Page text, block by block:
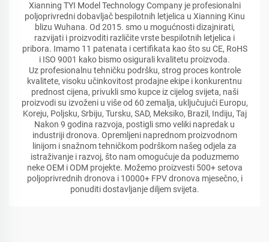
Xianning TYI Model Technology Company je profesionalni
poljoprivredni dobavljač bespilotnih letjelica u Xianning Kinu
blizu Wuhana. Od 2015. smo u mogućnosti dizajnirati,
razvijati i proizvoditi različite vrste bespilotnih letjelica i
pribora. Imamo 11 patenata i certifikata kao što su CE, RoHS
i ISO 9001 kako bismo osigurali kvalitetu proizvoda.
Uz profesionalnu tehničku podršku, strog proces kontrole
kvalitete, visoku učinkovitost prodajne ekipe i konkurentnu
prednost cijena, privukli smo kupce iz cijelog svijeta, naši
proizvodi su izvoženi u više od 60 zemalja, uključujući Europu,
Koreju, Poljsku, Srbiju, Tursku, SAD, Meksiko, Brazil, Indiju, Taj
Nakon 9 godina razvoja, postigli smo veliki napredak u
industriji dronova. Opremljeni naprednom proizvodnom
linijom i snažnom tehničkom podrškom našeg odjela za
istraživanje i razvoj, što nam omogućuje da poduzmemo
neke OEM i ODM projekte. Možemo proizvesti 500+ setova
poljoprivrednih dronova i 10000+ FPV dronova mjesečno, i
ponuditi dostavljanje diljem svijeta.